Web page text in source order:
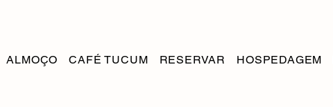
ALMOÇO CAFÉ TUCUM RESERVAR HOSPEDAGEM